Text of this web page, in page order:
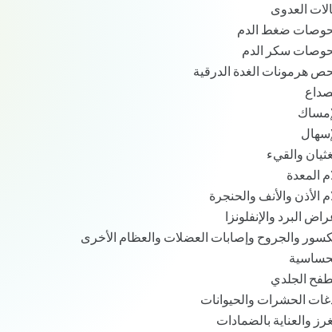
العدوى
ضغط الدم
سكر الدم
هرمونات الغدة الدرقية
والقيء
المعدة
الأذن والأنف والحنجرة
البرد والإنفلونزا
والجروح وإصابات العضلات والعظام الأخرى
الجلدي
الحشرات والحيوانات
والعناية بالضمادات